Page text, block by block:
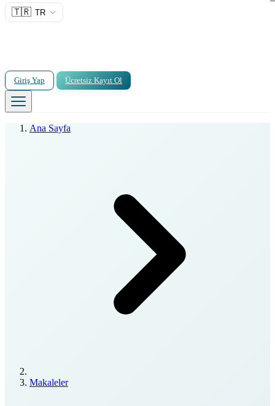
🇹🇷 TR
Giriş Yap Ücretsiz Kayıt Ol
Ana Sayfa
Makaleler